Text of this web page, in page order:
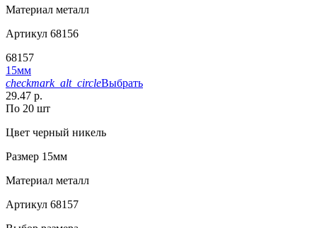
Материал металл
Артикул 68156
68157
15мм
checkmark_alt_circleВыбрать
29.47 р.
По 20 шт
Цвет черный никель
Размер 15мм
Материал металл
Артикул 68157